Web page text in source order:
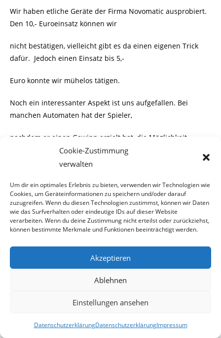
Cookie-Zustimmung
verwalten
Um dir ein optimales Erlebnis zu bieten, verwenden wir Technologien wie
Cookies, um Geräteinformationen zu speichern und/oder darauf
zuzugreifen. Wenn du diesen Technologien zustimmst, können wir Daten
wie das Surfverhalten oder eindeutige IDs auf dieser Website
verarbeiten. Wenn du deine Zustimmung nicht erteilst oder zurückziehst,
können bestimmte Merkmale und Funktionen beeinträchtigt werden.
Akzeptieren
Ablehnen
Einstellungen ansehen
DatenschutzerklärungDatenschutzerklärungImpressum
Wir haben etliche Geräte der Firma Novomatic ausprobiert.
Den 10,- Euroeinsatz können wir
nicht bestätigen, vielleicht gibt es da einen eigenen Trick
dafür. Jedoch einen Einsatz bis 5,-
Euro konnte wir mühelos tätigen.
Noch ein interessanter Aspekt ist uns aufgefallen. Bei
manchen Automaten hat der Spieler,
nachdem er einen Gewinn erzielt hat, die Möglichkeit
„doppelt oder nichts“weiterzuspielen.
aufgefordert.
Bei allen von uns gestesteten Automaten konnte man durch
das Erraten von Spielkarten,
Allein durch diese Möglichkeit, vom 5,- Euro-Einsatz ganz
abgesehen, ist es Tatsache, dass
die vom Gesetzgeber vorgeschriebenen Bestimmungen für
nicht